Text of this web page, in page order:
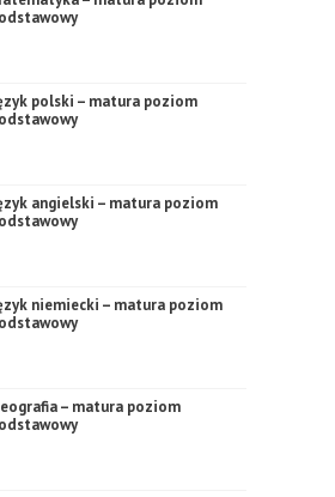
polski – matura poziom
angielski – matura poziom
niemiecki – matura poziom
– matura poziom